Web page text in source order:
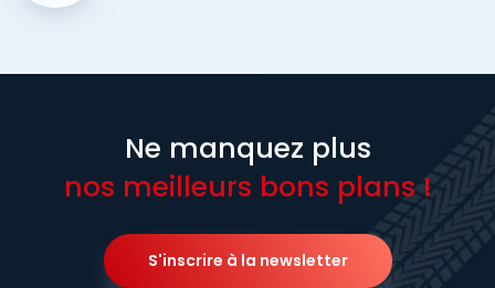
Ne manquez plus
nos meilleurs bons plans !
S'inscrire à la newsletter